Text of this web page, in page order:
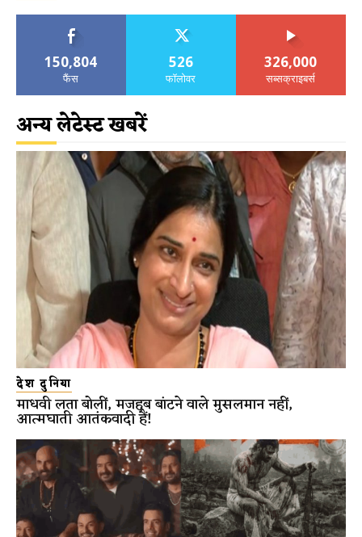
150,804
फैंस
526
फॉलोवर
326,000
सब्सक्राइबर्स
अन्य लेटेस्ट खबरें
देश दुनिया
माधवी लता बोलीं, मजहब बांटने वाले मुसलमान नहीं,
आत्मघाती आतंकवादी हैं!